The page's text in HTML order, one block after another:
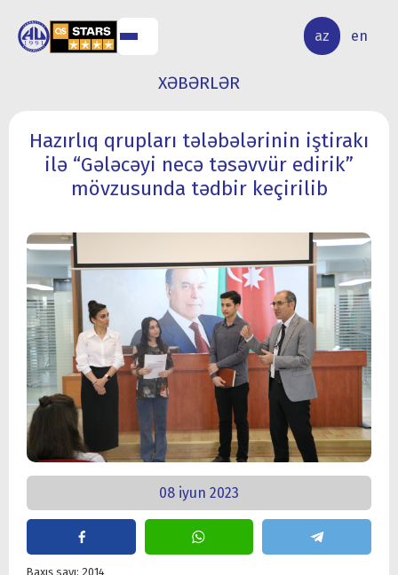
az en
ELMİ
TƏDQİQAT
XƏBƏRLƏR
Hazırlıq qrupları tələbələrinin iştirakı
ilə “Gələcəyi necə təsəvvür edirik”
mövzusunda tədbir keçirilib
08 iyun 2023
Baxış sayı: 2014